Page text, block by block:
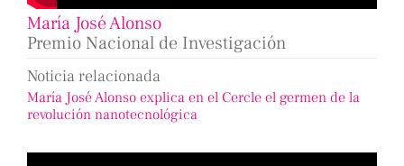
María José Alonso
Premio Nacional de Investigación
Noticia relacionada
María José Alonso explica en el Cercle el germen de la
revolución nanotecnológica